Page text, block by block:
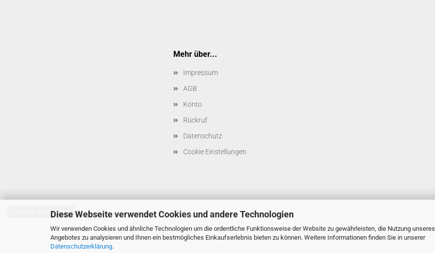
Diese Webseite verwendet Cookies und andere Technologien
Wir verwenden Cookies und ähnliche Technologien um die ordentliche Funktionsweise der Website zu gewährleisten, die Nutzung unseres
Angebotes zu analysieren und Ihnen ein bestmögliches Einkaufserlebnis bieten zu können. Weitere Informationen finden Sie in unserer
Datenschutzerklärung.
Mehr über...
Impressum
AGB
Konto
Rückruf
Datenschutz
Cookie Einstellungen
Vertrag widerrufen
Onlineshop erstellen mit Gambio.de © 2026